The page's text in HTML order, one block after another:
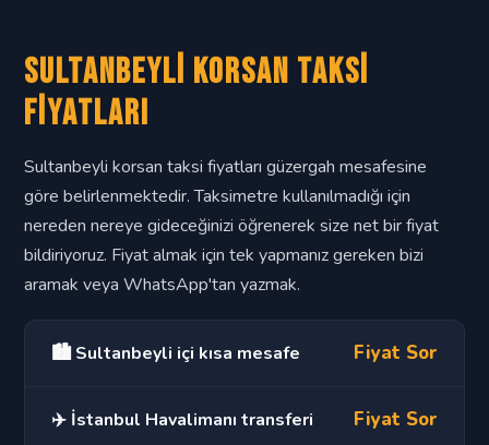
Sultanbeyli Korsan Taksi
Fiyatları
Sultanbeyli korsan taksi fiyatları güzergah mesafesine
göre belirlenmektedir. Taksimetre kullanılmadığı için
nereden nereye gideceğinizi öğrenerek size net bir fiyat
bildiriyoruz. Fiyat almak için tek yapmanız gereken bizi
aramak veya WhatsApp'tan yazmak.
🏙️ Sultanbeyli içi kısa mesafe Fiyat Sor
✈️ İstanbul Havalimanı transferi Fiyat Sor